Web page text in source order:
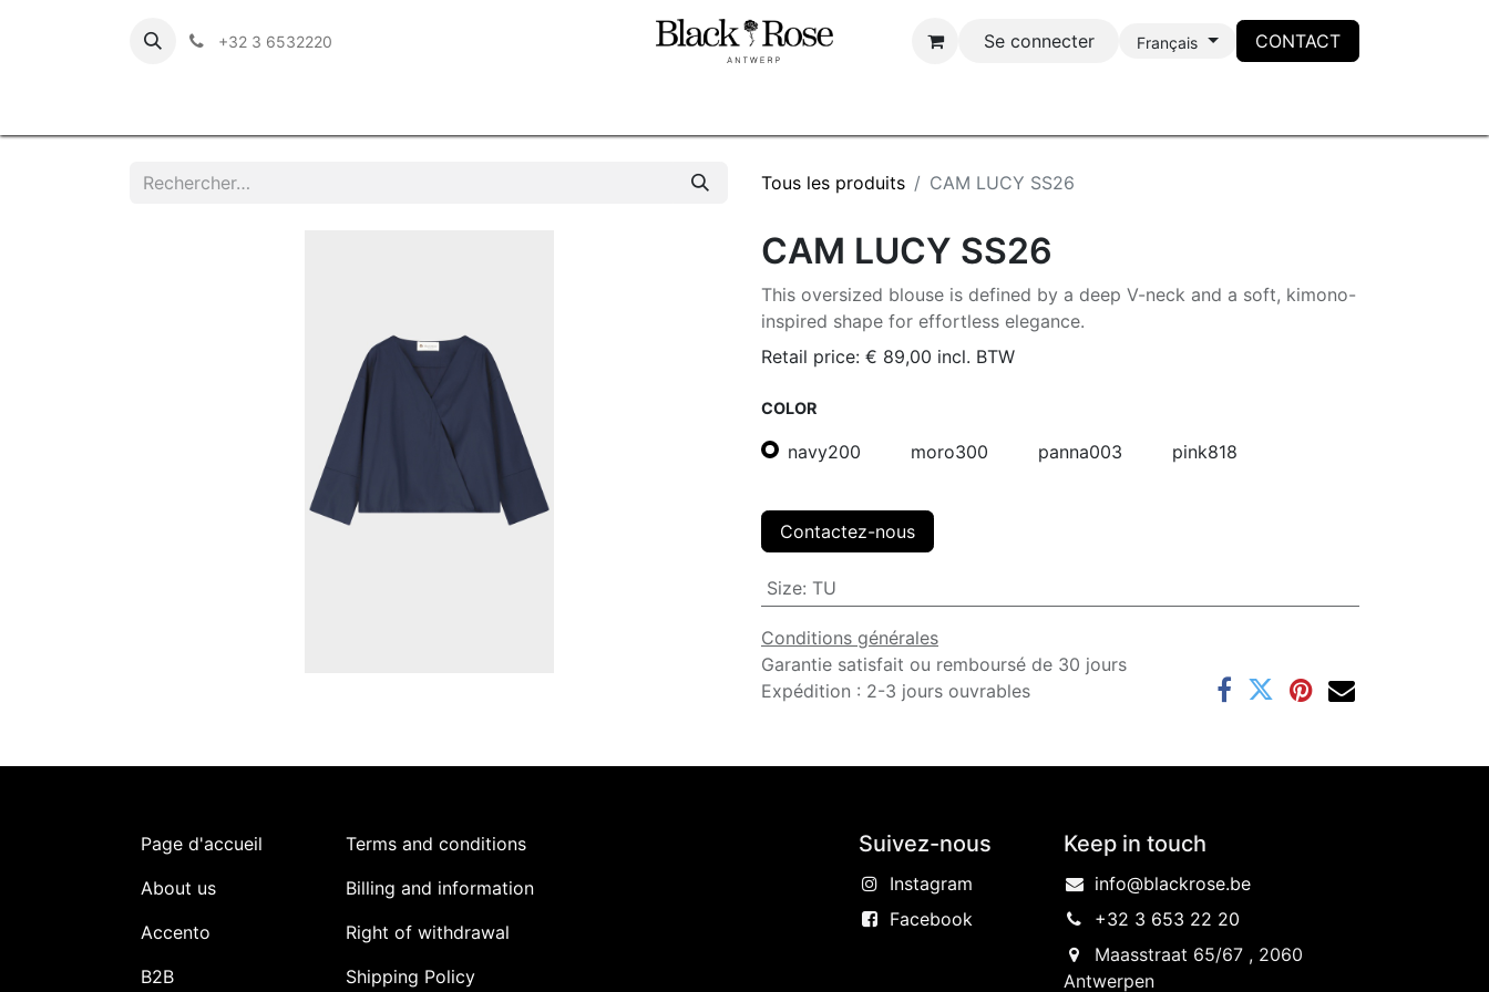
+32 3 6532220 Se connecter Français CONTACT
Tous les produits CAM LUCY SS26
CAM LUCY SS26
This oversized blouse is defined by a deep V-neck and a soft, kimono-
inspired shape for effortless elegance.
Retail price: € 89,00 incl. BTW
COLOR
navy200 moro300 panna003 pink818
Contactez-nous
Size: TU
Conditions générales
Garantie satisfait ou remboursé de 30 jours
Expédition : 2-3 jours ouvrables
Page d'accueil
About us
Accento
B2B
Terms and conditions
Billing and information
Right of withdrawal
Shipping Policy
Keep in touch
info@blackrose.be
+32 3 653 22 20
Maasstraat 65/67 , 2060
Antwerpen
Suivez-nous
Instagram
Facebook